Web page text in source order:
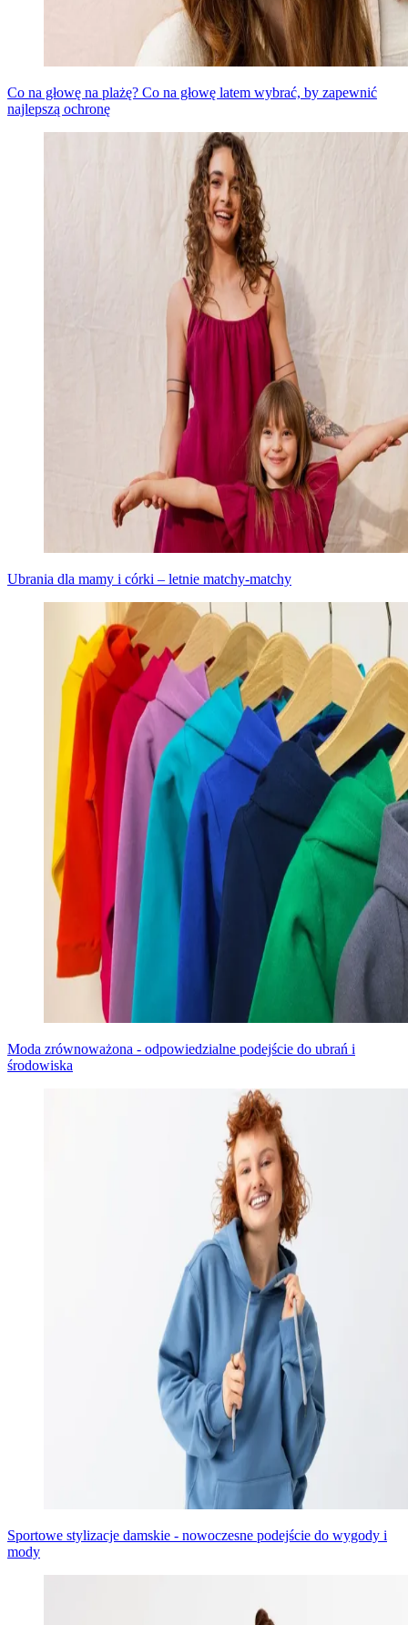
Co na głowę na plażę? Co na głowę latem wybrać, by zapewnić
najlepszą ochronę
Ubrania dla mamy i córki – letnie matchy-matchy
Moda zrównoważona - odpowiedzialne podejście do ubrań i
środowiska
Sportowe stylizacje damskie - nowoczesne podejście do wygody i
mody